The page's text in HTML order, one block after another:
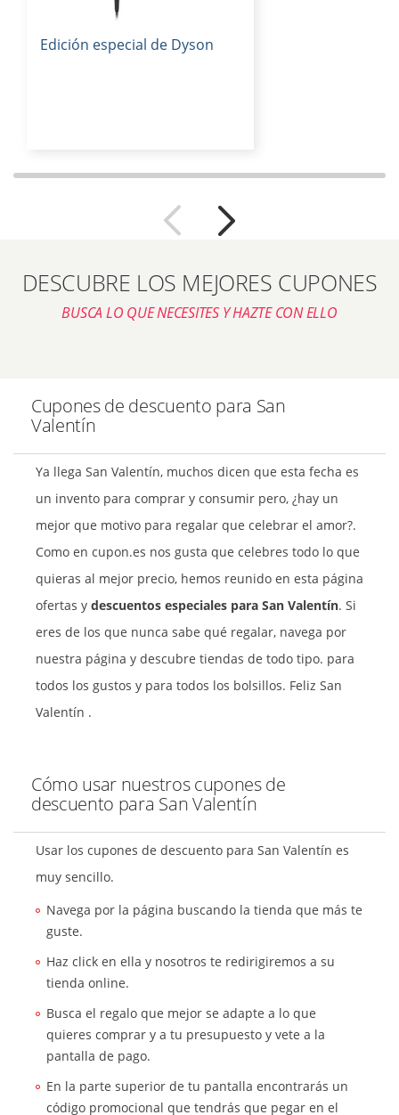
Edición especial de Dyson
DESCUBRE LOS MEJORES CUPONES
BUSCA LO QUE NECESITES Y HAZTE CON ELLO
Cupones de descuento para San
Valentín
Ya llega San Valentín, muchos dicen que esta fecha es
un invento para comprar y consumir pero, ¿hay un
mejor que motivo para regalar que celebrar el amor?.
Como en cupon.es nos gusta que celebres todo lo que
quieras al mejor precio, hemos reunido en esta página
ofertas y descuentos especiales para San Valentín. Si
eres de los que nunca sabe qué regalar, navega por
nuestra página y descubre tiendas de todo tipo. para
todos los gustos y para todos los bolsillos. Feliz San
Valentín .
Cómo usar nuestros cupones de
descuento para San Valentín
Usar los cupones de descuento para San Valentín es
muy sencillo.
Navega por la página buscando la tienda que más te
guste.
Haz click en ella y nosotros te redirigiremos a su
tienda online.
Busca el regalo que mejor se adapte a lo que
quieres comprar y a tu presupuesto y vete a la
pantalla de pago.
En la parte superior de tu pantalla encontrarás un
código promocional que tendrás que pegar en el